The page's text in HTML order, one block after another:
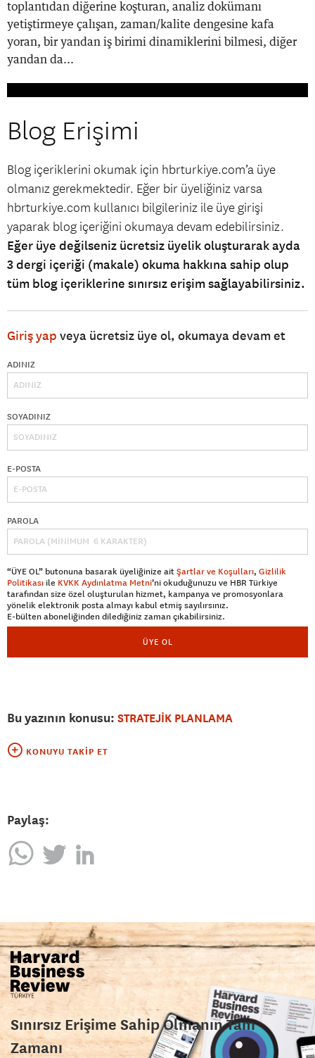
toplantıdan diğerine koşturan, analiz dokümanı
yetiştirmeye çalışan, zaman/kalite dengesine kafa
yoran, bir yandan iş birimi dinamiklerini bilmesi, diğer
yandan da...
Blog Erişimi
Blog içeriklerini okumak için hbrturkiye.com’a üye
olmanız gerekmektedir. Eğer bir üyeliğiniz varsa
hbrturkiye.com kullanıcı bilgileriniz ile üye girişi
yaparak blog içeriğini okumaya devam edebilirsiniz.
Eğer üye değilseniz ücretsiz üyelik oluşturarak ayda
3 dergi içeriği (makale) okuma hakkına sahip olup
tüm blog içeriklerine sınırsız erişim sağlayabilirsiniz.
Giriş yap veya ücretsiz üye ol, okumaya devam et
ADINIZ
SOYADINIZ
E-POSTA
PAROLA
“ÜYE OL” butonuna basarak üyeliğinize aitŞartlar ve Koşulları, Gizlilik
Politikası ile KVKK Aydınlatma Metni’ni okuduğunuzu ve HBR Türkiye
tarafından size özel oluşturulan hizmet, kampanya ve promosyonlara
yönelik elektronik posta almayı kabul etmiş sayılırsınız.
E-bülten aboneliğinden dilediğiniz zaman çıkabilirsiniz.
ÜYE OL
Bu yazının konusu: STRATEJİK PLANLAMA
KONUYU TAKIP ET
Paylaş:
Sınırsız Erişime Sahip Olmanın Tam
Zamanı